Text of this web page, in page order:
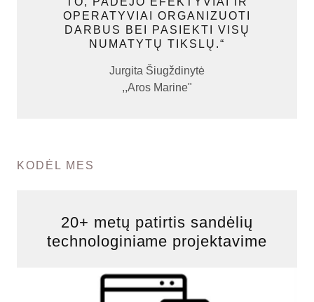
OPERATYVIAI ORGANIZUOTI
DARBUS BEI PASIEKTI VISŲ
NUMATYTŲ TIKSLŲ.“
Jurgita Šiugždinytė
,,Aros Marine"
KODĖL MES
20+ metų patirtis sandėlių
technologiniame projektavime